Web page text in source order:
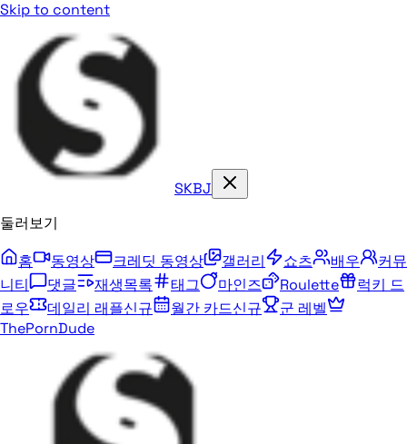
Skip to content
SKBJ
둘러보기
홈
동영상 크레딧 동영상 갤러리 쇼츠 배우
커뮤
니티
댓글 재생목록 태그 마인즈 Roulette
럭키 드
로우
데일리 래플신규 월간 카드신규
군 레벨
ThePornDude